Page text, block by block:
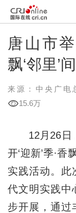
唐山市
飘‘邻里’
来源：中央广电
15.6万
12月26日，
开‘迎新’季·
实践活动。此
代文明实践中
步开展，通过